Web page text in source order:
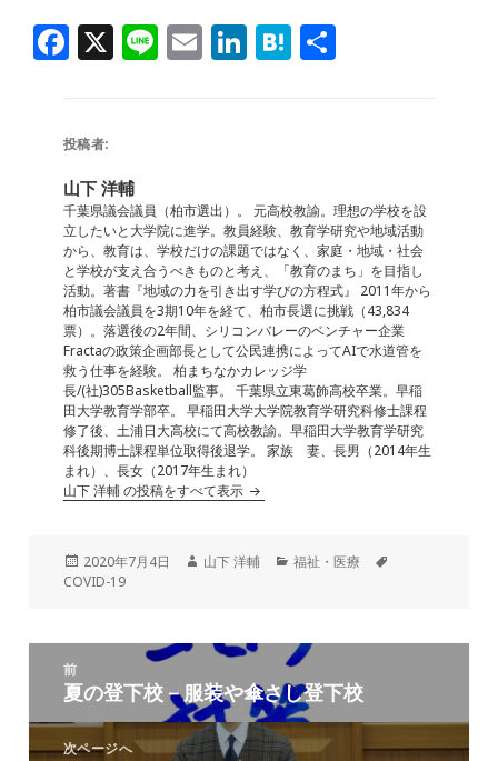
F
e
b
o
o
k
X Li E Li
n
H
投稿者:
山下 洋輔
千葉県議会議員（柏市選出）。 元高校教諭。理想の学校を設
立したいと大学院に進学。教員経験、教育学研究や地域活動
から、教育は、学校だけの課題ではなく、家庭・地域・社会
と学校が支え合うべきものと考え、「教育のまち」を目指し
活動。著書『地域の力を引き出す学びの方程式』 2011年から
柏市議会議員を3期10年を経て、柏市長選に挑戦（43,834
票）。落選後の2年間、シリコンバレーのベンチャー企業
Fractaの政策企画部長として公民連携によってAIで水道管を
救う仕事を経験。 柏まちなかカレッジ学
長/(社)305Basketball監事。 千葉県立東葛飾高校卒業。早稲
田大学教育学部卒。 早稲田大学大学院教育学研究科修士課程
修了後、土浦日大高校にて高校教諭。早稲田大学教育学研究
科後期博士課程単位取得後退学。 家族 妻、長男（2014年生
まれ）、長女（2017年生まれ）
山下 洋輔 の投稿をすべて表示
投
稿
2020年7月4日
作
山下 洋輔
カ
ー
福祉・医療
COVID-19
ビ
前
前
の
投
夏の登下校－服装や傘さし登下校
次ページへ